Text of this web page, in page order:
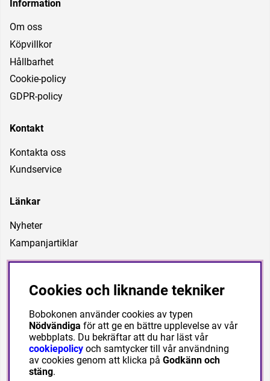
Information
Om oss
Köpvillkor
Hållbarhet
Cookie-policy
GDPR-policy
Kontakt
Kontakta oss
Kundservice
Länkar
Nyheter
Kampanjartiklar
Är att vara ett företag som kan förse föreningar, förbund
högkvalitet till bra priser. Vi vill även kunna ha en personlig
service och hjälpa våra kunder att lösa deras behov
Cookies och liknande tekniker
Bobokonen använder cookies av typen
Nödvändiga för att ge en bättre upplevelse av vår
webbplats. Du bekräftar att du har läst vår
cookiepolicy och samtycker till vår användning
av cookies genom att klicka på Godkänn och
stäng.